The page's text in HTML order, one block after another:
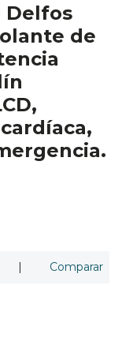
Delfos
de
| Comparar